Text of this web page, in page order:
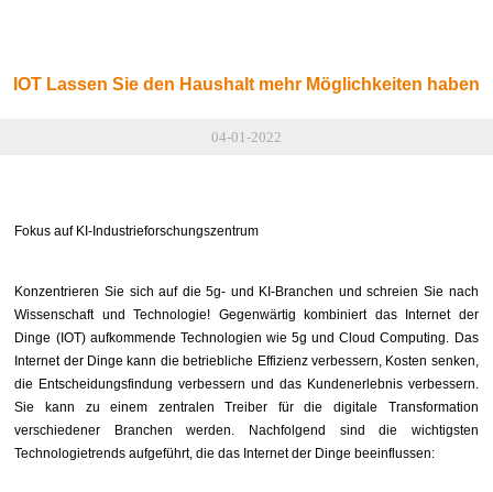
IOT Lassen Sie den Haushalt mehr Möglichkeiten haben
04-01-2022
Fokus auf KI-Industrieforschungszentrum
Konzentrieren Sie sich auf die 5g- und KI-Branchen und schreien Sie nach
Wissenschaft und Technologie! Gegenwärtig kombiniert das Internet der
Dinge (IOT) aufkommende Technologien wie 5g und Cloud Computing. Das
Internet der Dinge kann die betriebliche Effizienz verbessern, Kosten senken,
die Entscheidungsfindung verbessern und das Kundenerlebnis verbessern.
Sie kann zu einem zentralen Treiber für die digitale Transformation
verschiedener Branchen werden. Nachfolgend sind die wichtigsten
Technologietrends aufgeführt, die das Internet der Dinge beeinflussen: